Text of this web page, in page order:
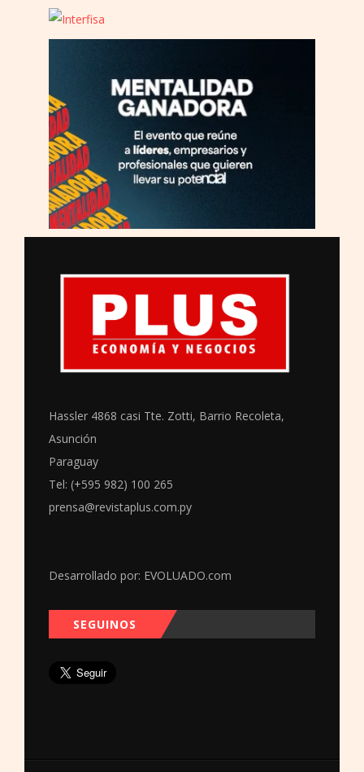
Hassler 4868 casi Tte. Zotti, Barrio Recoleta,
Asunción
Paraguay
Tel: (+595 982) 100 265
prensa@revistaplus.com.py
Desarrollado por: EVOLUADO.com
SEGUINOS